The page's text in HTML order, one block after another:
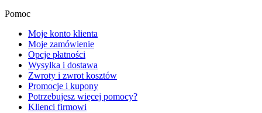
Pomoc
Moje konto klienta
Moje zamówienie
Opcje płatności
Wysyłka i dostawa
Zwroty i zwrot kosztów
Promocje i kupony
Potrzebujesz więcej pomocy?
Klienci firmowi